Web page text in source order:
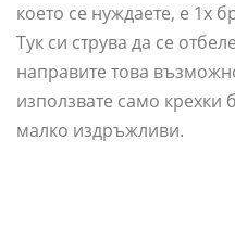
което се нуждаете, е 1x
Тук си струва да се
направите това
използвате само крехки
малко издръжливи.